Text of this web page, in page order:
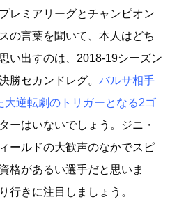
レミアリーグとチャンピオン
の言葉を聞いて、本人はどち
い出すのは、2018-19シーズン
勝セカンドレグ。 バルサ相手
大逆転劇のトリガーとなる2ゴ
ーはいないでしょう。ジニ・
ールドの大歓声のなかでスピ
格があるい選手だと思いま
行きに注目しましょう。